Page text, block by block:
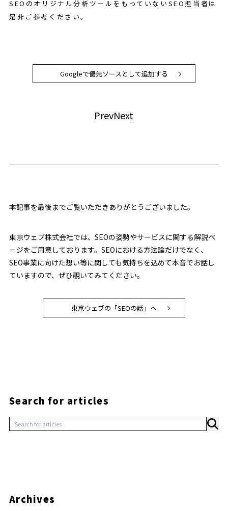
SEOのオリジナル分析ツールをもっていないSEO担当者は
是非ご参考ください。
Googleで優先ソースとして追加する
PrevNext
本記事を最後までご覧いただきありがとうございました。
東京ウェブ株式会社では、SEOの姿勢やサービスに関する解説ペ
ージをご用意しております。SEOにおける方法論だけでなく、
SEO事業に向けた想い等に関しても気持ちを込めて本音でお話し
ていますので、ぜひ覗いてみてください。
東京ウェブの「SEOの話」へ
Search for articles
Archives